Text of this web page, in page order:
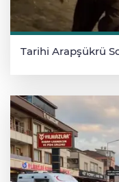
Tarihi Arapşükrü